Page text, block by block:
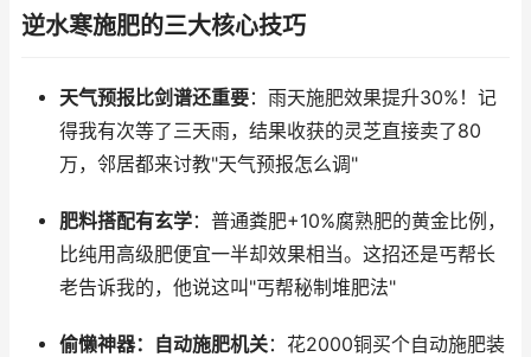
逆水寒施肥的三大核心技巧
天气预报比剑谱还重要：雨天施肥效果提升30%！记
得我有次等了三天雨，结果收获的灵芝直接卖了80
万，邻居都来讨教"天气预报怎么调"
肥料搭配有玄学：普通粪肥+10%腐熟肥的黄金比例，
比纯用高级肥便宜一半却效果相当。这招还是丐帮长
老告诉我的，他说这叫"丐帮秘制堆肥法"
偷懒神器：自动施肥机关：花2000铜买个自动施肥装